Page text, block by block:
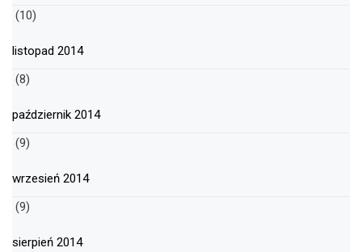
(10)
listopad 2014
(8)
październik 2014
(9)
wrzesień 2014
(9)
sierpień 2014